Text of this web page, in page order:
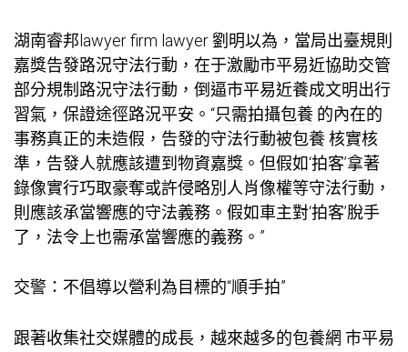
湖南睿邦lawyer firm lawyer 劉明以為，當局出臺規則
嘉獎告發路況守法行動，在于激勵市平易近協助交管
部分規制路況守法行動，倒逼市平易近養成文明出行
習氣，保證途徑路況平安。“只需拍攝包養 的內在的
事務真正的未造假，告發的守法行動被包養核實核
準，告發人就應該遭到物資嘉獎。但假如‘拍客’拿著
錄像實行巧取豪奪或許侵略別人肖像權等守法行動，
則應該承當響應的守法義務。假如車主對‘拍客’脫手
了，法令上也需承當響應的義務。”
交警：不倡導以營利為目標的“順手拍”
跟著收集社交媒體的成長，越來越多的包養網 市平易